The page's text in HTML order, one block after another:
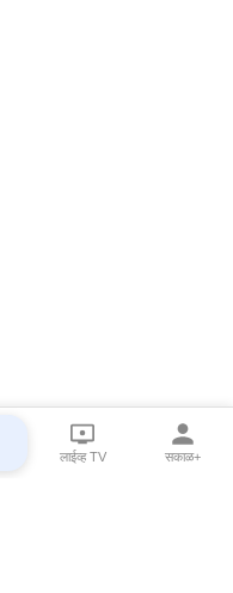
लाईव्ह TV सकाळ+